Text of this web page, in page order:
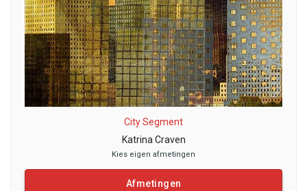
City Segment
Katrina Craven
Kies eigen afmetingen
Afmetingen